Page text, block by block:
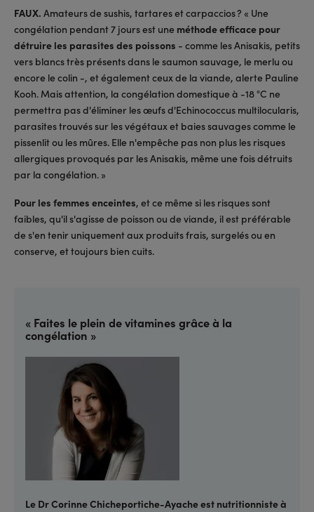
FAUX. Amateurs de sushis, tartares et carpaccios ? « Une
congélation pendant 7 jours est une méthode efficace pour
détruire les parasites des poissons - comme les Anisakis, petits
vers blancs très présents dans le saumon sauvage, le merlu ou
encore le colin -, et également ceux de la viande, alerte Pauline
Kooh. Mais attention, la congélation domestique à -18 °C ne
permettra pas d'éliminer les œufs d'Echinococcus multilocularis,
parasites trouvés sur les végétaux et baies sauvages comme le
pissenlit ou les mûres. Elle n'empêche pas non plus les risques
allergiques provoqués par les Anisakis, même une fois détruits
par la congélation. »
Pour les femmes enceintes, et ce même si les risques sont
faibles, qu'il s'agisse de poisson ou de viande, il est préférable
de s'en tenir uniquement aux produits frais, surgelés ou en
conserve, et toujours bien cuits.
« Faites le plein de vitamines grâce à la
congélation »
Le Dr Corinne Chicheportiche-Ayache est nutritionniste à